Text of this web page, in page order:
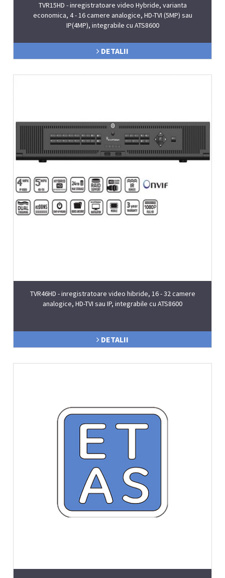
TVR15HD - inregistratoare video Hybride, varianta
economica, 4 - 16 camere analogice, HD-TVI (5MP) sau
IP(4MP), integrabile cu ATS8600
DETALII
TVR46HD - inregistratoare video hibride, 16 - 32 camere
analogice, HD-TVI sau IP, integrabile cu ATS8600
DETALII